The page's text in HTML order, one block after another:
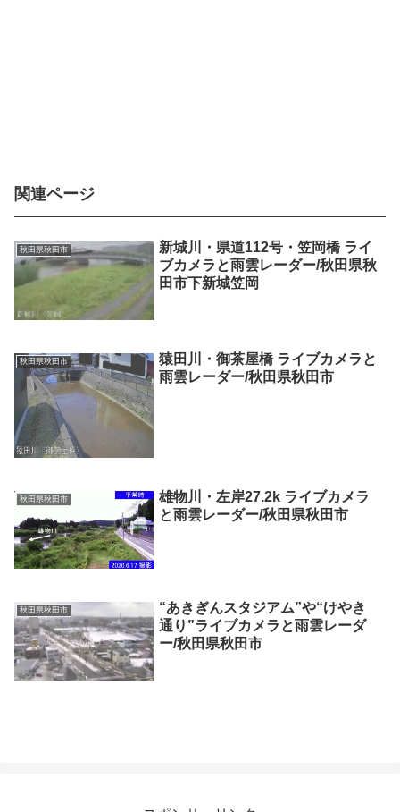
関連ページ
秋田県秋田市
新城川・県道112号・笠岡橋 ライ
ブカメラと雨雲レーダー/秋田県秋
田市下新城笠岡
秋田県秋田市
猿田川・御茶屋橋 ライブカメラと
雨雲レーダー/秋田県秋田市
秋田県秋田市
雄物川・左岸27.2k ライブカメラ
と雨雲レーダー/秋田県秋田市
秋田県秋田市
“あきぎんスタジアム”や“けやき
通り”ライブカメラと雨雲レーダ
ー/秋田県秋田市